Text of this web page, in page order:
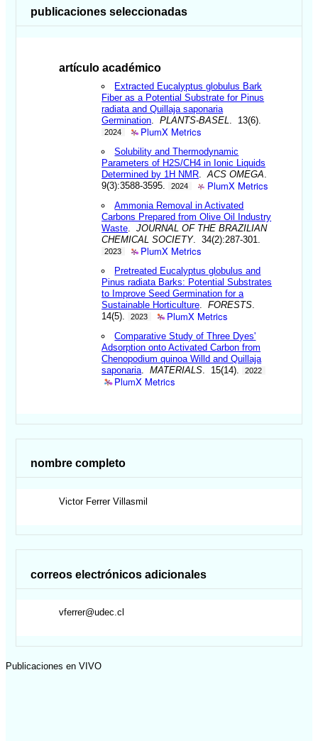
publicaciones seleccionadas
artículo académico
Extracted Eucalyptus globulus Bark
Fiber as a Potential Substrate for Pinus
radiata and Quillaja saponaria
Germination.PLANTS-BASEL. 13(6).
2024 PlumX Metrics
Solubility and Thermodynamic
Parameters of H2S/CH4 in Ionic Liquids
Determined by 1H NMR.ACS OMEGA.
9(3):3588-3595.
2024 PlumX Metrics
Ammonia Removal in Activated
Carbons Prepared from Olive Oil Industry
Waste.JOURNAL OF THE BRAZILIAN
CHEMICAL SOCIETY. 34(2):287-301.
2023 PlumX Metrics
Pretreated Eucalyptus globulus and
Pinus radiata Barks: Potential Substrates
to Improve Seed Germination for a
Sustainable Horticulture.FORESTS.
14(5).
2023 PlumX Metrics
Comparative Study of Three Dyes'
Adsorption onto Activated Carbon from
Chenopodium quinoa Willd and Quillaja
saponaria.MATERIALS. 15(14). 2022
PlumX Metrics
nombre completo
Victor Ferrer Villasmil
correos electrónicos adicionales
vferrer@udec.cl
Publicaciones en VIVO